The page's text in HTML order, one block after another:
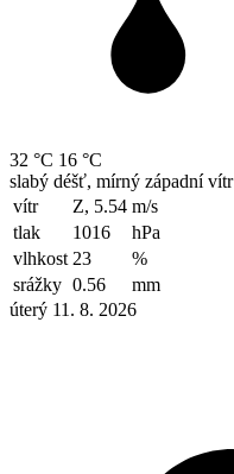
32 °C 16 °C
slabý déšť, mírný západní vítr
vítr
Z, 5.54 m/s
tlak
1016
hPa
vlhkost 23
%
srážky 0.56
mm
úterý 11. 8. 2026